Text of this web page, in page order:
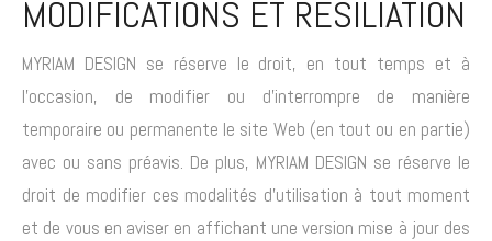
MODIFICATIONS ET RÉSILIATION
MYRIAM DESIGN se réserve le droit, en tout temps et à
l’occasion, de modifier ou d’interrompre de manière
temporaire ou permanente le site Web (en tout ou en partie)
avec ou sans préavis. De plus, MYRIAM DESIGN se réserve le
droit de modifier ces modalités d’utilisation à tout moment
et de vous en aviser en affichant une version mise à jour des